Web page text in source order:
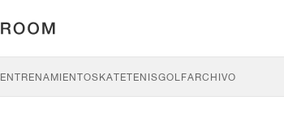
ENTRENAMIENTOSKATETENISGOLFARCHIVO